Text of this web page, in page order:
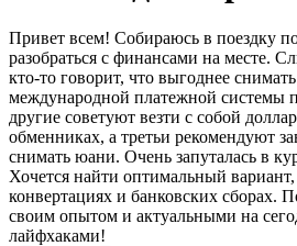
Привет всем! Собираюсь в поездку
разобраться с финансами на месте.
кто-то говорит, что выгоднее
международной платежной системы
другие советуют везти с собой
обменниках, а третьи рекомендуют
снимать юани. Очень запуталась в
Хочется найти оптимальный
конвертациях и банковских сборах.
своим опытом и актуальными на
лайфхаками!